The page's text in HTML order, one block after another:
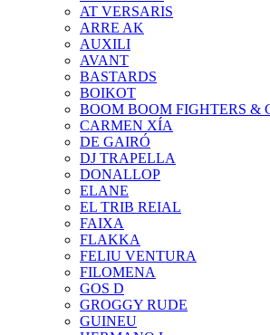
AT VERSARIS
ARRE AK
AUXILI
AVANT
BASTARDS
BOIKOT
BOOM BOOM FIGHTERS &
CARMEN XÍA
DE GAIRÓ
DJ TRAPELLA
DONALLOP
ELANE
EL TRIB REIAL
FAIXA
FLAKKA
FELIU VENTURA
FILOMENA
GOS D
GROGGY RUDE
GUINEU